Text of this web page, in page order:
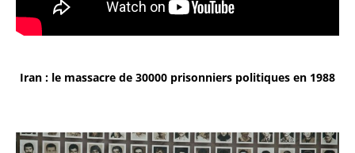
Iran : le massacre de 30000 prisonniers politiques en 1988